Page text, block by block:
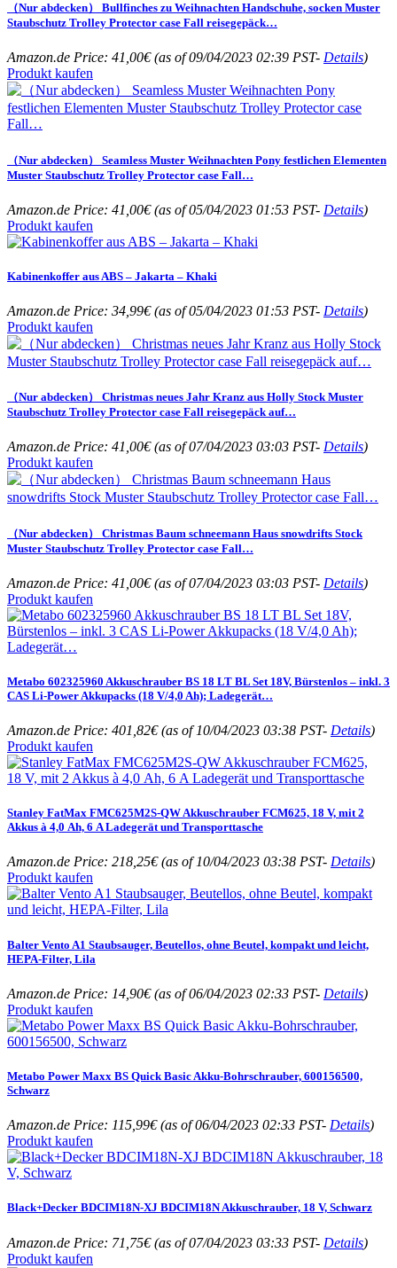
（Nur abdecken） Bullfinches zu Weihnachten Handschuhe, socken Muster
Staubschutz Trolley Protector case Fall reisegepäck…
Amazon.de Price: 41,00€(as of 09/04/2023 02:39 PST- Details)
Produkt kaufen
（Nur abdecken） Seamless Muster Weihnachten Pony festlichen Elementen
Muster Staubschutz Trolley Protector case Fall…
Amazon.de Price: 41,00€(as of 05/04/2023 01:53 PST- Details)
Produkt kaufen
Kabinenkoffer aus ABS – Jakarta – Khaki
Amazon.de Price: 34,99€(as of 05/04/2023 01:53 PST- Details)
Produkt kaufen
（Nur abdecken） Christmas neues Jahr Kranz aus Holly Stock Muster
Staubschutz Trolley Protector case Fall reisegepäck auf…
Amazon.de Price: 41,00€(as of 07/04/2023 03:03 PST- Details)
Produkt kaufen
（Nur abdecken） Christmas Baum schneemann Haus snowdrifts Stock
Muster Staubschutz Trolley Protector case Fall…
Amazon.de Price: 41,00€(as of 07/04/2023 03:03 PST- Details)
Produkt kaufen
Metabo 602325960 Akkuschrauber BS 18 LT BL Set 18V, Bürstenlos – inkl. 3
CAS Li-Power Akkupacks (18 V/4,0 Ah); Ladegerät…
Amazon.de Price: 401,82€(as of 10/04/2023 03:38 PST- Details)
Produkt kaufen
Stanley FatMax FMC625M2S-QW Akkuschrauber FCM625, 18 V, mit 2
Akkus à 4,0 Ah, 6 A Ladegerät und Transporttasche
Amazon.de Price: 218,25€(as of 10/04/2023 03:38 PST- Details)
Produkt kaufen
Balter Vento A1 Staubsauger, Beutellos, ohne Beutel, kompakt und leicht,
HEPA-Filter, Lila
Amazon.de Price: 14,90€(as of 06/04/2023 02:33 PST- Details)
Produkt kaufen
Metabo Power Maxx BS Quick Basic Akku-Bohrschrauber, 600156500,
Schwarz
Amazon.de Price: 115,99€(as of 06/04/2023 02:33 PST- Details)
Produkt kaufen
Black+Decker BDCIM18N-XJ BDCIM18N Akkuschrauber, 18 V, Schwarz
Amazon.de Price: 71,75€(as of 07/04/2023 03:33 PST- Details)
Produkt kaufen